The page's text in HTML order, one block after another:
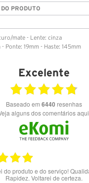
PRODUTO
mate - Lente: cinza
- Ponte: 19mm - Haste: 145mm
Excelente
Baseado em 6440 resenhas
Veja alguns dos comentários
do produto e do serviço!
Rapidez. Voltarei de certeza.